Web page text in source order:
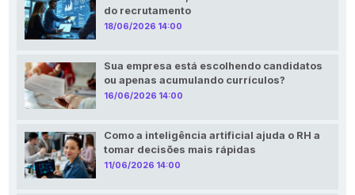
do recrutamento
18/06/2026 14:00
Sua empresa está escolhendo candidatos
ou apenas acumulando currículos?
16/06/2026 14:00
Como a inteligência artificial ajuda o RH a
tomar decisões mais rápidas
11/06/2026 14:00